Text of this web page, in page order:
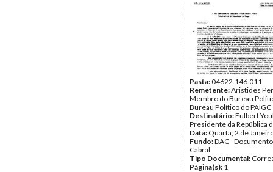
Pasta:04622.146.011
Remetente:Aristides
Membro do Bureau
Bureau Político do PAIGC
Destinatário:Fulbert
Presidente da República
Data: Quarta, 2 de
Fundo:DAC -
Cabral
Tipo Documental:
Página(s): 1